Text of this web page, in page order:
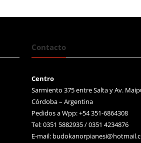
Contacto
Centro
Sarmiento 375 entre Salta y Av.
Córdoba – Argentina
Pedidos a Wpp: +54 351-6864308
Tel: 0351 5882935 / 0351 4234876
E-mail: